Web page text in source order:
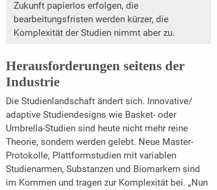
Zukunft papierlos erfolgen, die
bearbeitungsfristen werden kürzer, die
Komplexität der Studien nimmt aber zu.
Herausforderungen seitens der
Industrie
Die Studienlandschaft ändert sich. Innovative/
adaptive Studiendesigns wie Basket- oder
Umbrella-Studien sind heute nicht mehr reine
Theorie, sondern werden gelebt. Neue Master-
Protokolle, Plattformstudien mit variablen
Studienarmen, Substanzen und Biomarkern sind
im Kommen und tragen zur Komplexität bei. „Nun